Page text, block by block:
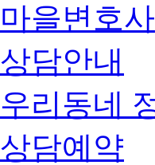
마을변호사
상담안내
우리동네
상담예약